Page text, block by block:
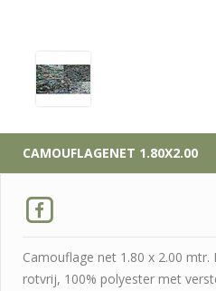
CAMOUFLAGENET 1.80X2.00
Camouflage net 1.80 x 2.00
rotvrij, 100% polyester met